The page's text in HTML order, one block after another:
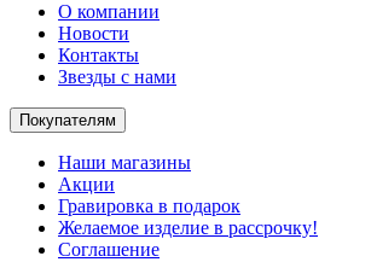
О компании
Новости
Контакты
Звезды с нами
Покупателям
Наши магазины
Акции
Гравировка в подарок
Желаемое изделие в рассрочку!
Соглашение